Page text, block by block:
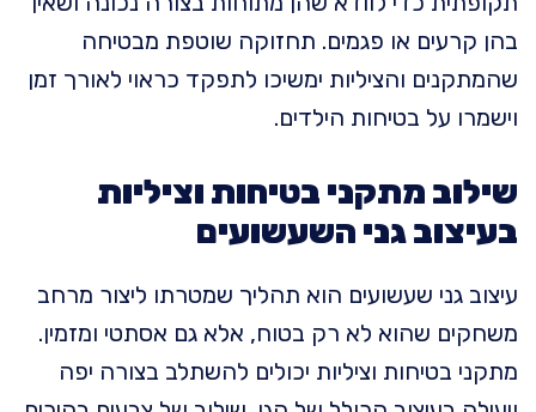
בהן קרעים או פגמים. תחזוקה שוטפת מבטיחה
שהמתקנים והציליות ימשיכו לתפקד כראוי לאורך זמן
וישמרו על בטיחות הילדים.
שילוב מתקני בטיחות וציליות
בעיצוב גני השעשועים
עיצוב גני שעשועים הוא תהליך שמטרתו ליצור מרחב
משחקים שהוא לא רק בטוח, אלא גם אסתטי ומזמין.
מתקני בטיחות וציליות יכולים להשתלב בצורה יפה